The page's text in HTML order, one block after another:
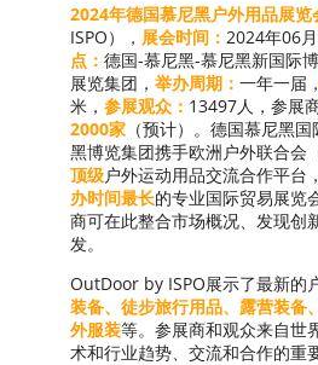
2024年德国慕尼黑户外用品展览
ISPO）， 展会时间： 2024年06
点： 德国-慕尼黑-慕尼黑新国际
展览集团， 举办周期： 一年一届，
米， 参展观众： 13497人，参展
2000家 （预计）。德国慕尼黑
黑博览集团携手欧洲户外联合会
顶级户外运动用品交流合作平台
办时间最长的专业国际贸易展览
商可在此整合市场概况、发现创
发。
OutDoor by ISPO展示了最新的
装备、徒步旅行用品、露营装备
外服装等。参展商和观众来自世
术和行业趋势、交流和合作的重